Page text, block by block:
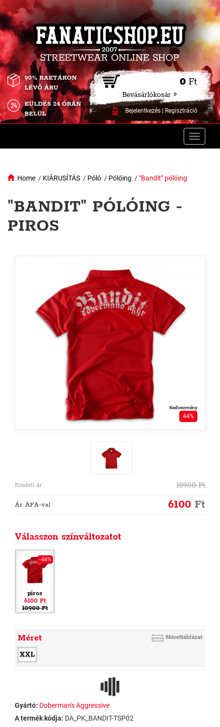
0 Ft
Bevásárlókosár »
Bejelentkezés| Regisztráció
90% RAKTÁRON
LÉVŐ ÁRU
KÜLDÉS 24 ÓRÁN
BELÜL
Toggle
Home / KIÁRUSÍTÁS / Póló / Pólóing / "Bandit" pólóing
"BANDIT" PÓLÓING -
PIROS
Kedvezmény
44%
Eredeti ár 10900Ft
Ár ÁFA-val 6100 Ft
Válasszon színváltozatot
-44%
piros
6100 Ft
10900 Ft
Méret Mérettáblázat
XXL
Gyártó: Doberman's Aggressive
A termék kódja: DA_PK_BANDIT-TSP02